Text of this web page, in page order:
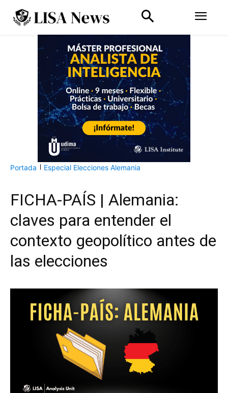
Portada Especial Elecciones Alemania
FICHA-PAÍS | Alemania:
claves para entender el
contexto geopolítico antes de
las elecciones